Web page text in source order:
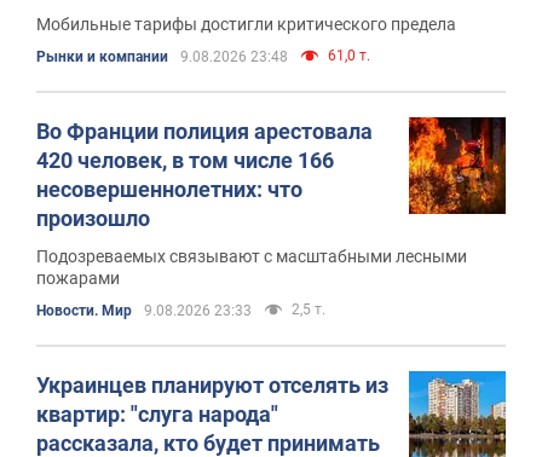
Мобильные тарифы достигли критического предела
Рынки и компании 9.08.2026 23:48 61,0 т.
Во Франции полиция арестовала
420 человек, в том числе 166
несовершеннолетних: что
произошло
Подозреваемых связывают с масштабными лесными
пожарами
Новости. Мир 9.08.2026 23:33 2,5 т.
Украинцев планируют отселять из
квартир: "слуга народа"
рассказала, кто будет принимать